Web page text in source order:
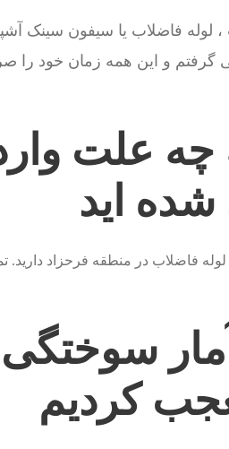
فاضلاب یا سیفون سینک
گرفتم و این همه زمان خود را
چه علت
شده اید
فاضلاب در منطقه فرحزاد دارید.
سوختگی
کردیم